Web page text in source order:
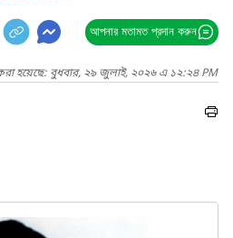
আপনার মতামত প্রদান করুন
হয়েছে: বুধবার, ২৯ জুলাই, ২০২৬ এ ১২:২৪ PM